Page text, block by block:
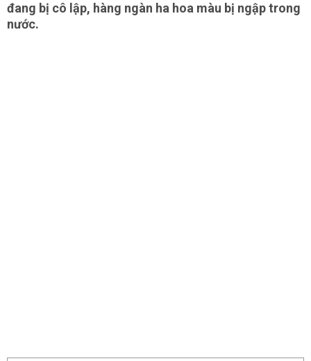
đang bị cô lập, hàng ngàn ha hoa màu bị ngập trong
nước.